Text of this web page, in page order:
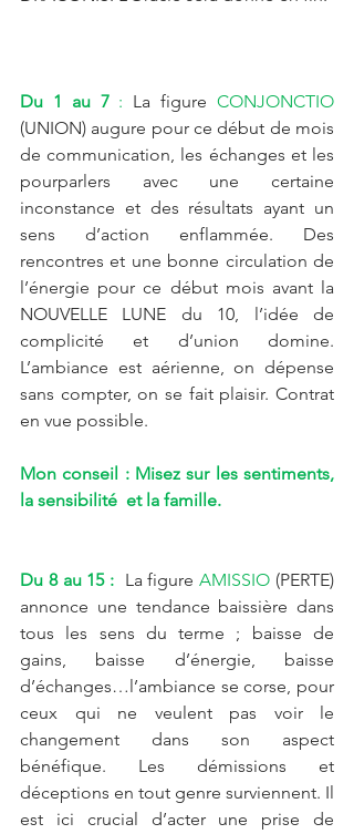
Du 1 au 7 : La figure CONJONCTIO
(UNION) augure pour ce début de mois
de communication, les échanges et les
pourparlers avec une certaine
inconstance et des résultats ayant un
sens d’action enflammée. Des
rencontres et une bonne circulation de
l’énergie pour ce début mois avant la
NOUVELLE LUNE du 10, l’idée de
complicité et d’union domine.
L’ambiance est aérienne, on dépense
sans compter, on se fait plaisir. Contrat
en vue possible.
Mon conseil : Misez sur les sentiments,
la sensibilité  et la famille.
Du 8 au 15 : La figure AMISSIO (PERTE)
annonce une tendance baissière dans
tous les sens du terme ; baisse de
gains, baisse d’énergie, baisse
d’échanges…l’ambiance se corse, pour
ceux qui ne veulent pas voir le
changement dans son aspect
bénéfique. Les démissions et
déceptions en tout genre surviennent. Il
est ici crucial d’acter une prise de